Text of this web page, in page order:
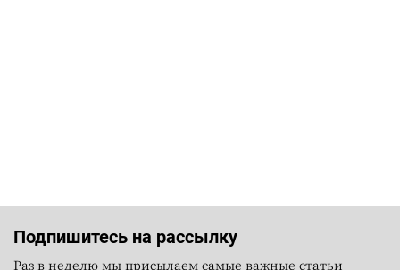
Подпишитесь на рассылку
Раз в неделю мы присылаем самые важные статьи